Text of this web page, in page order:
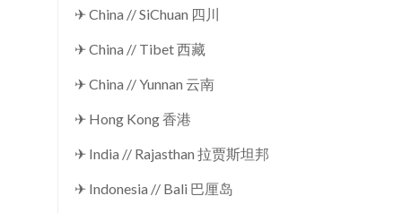
✈ China // SiChuan 四川
✈ China // Tibet 西藏
✈ China // Yunnan 云南
✈ Hong Kong 香港
✈ India // Rajasthan 拉贾斯坦邦
✈ Indonesia // Bali 巴厘岛